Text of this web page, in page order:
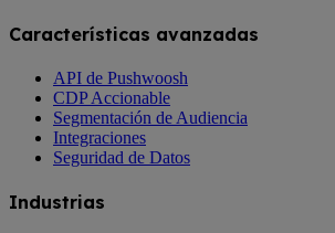
Características avanzadas
API de Pushwoosh
CDP Accionable
Segmentación de Audiencia
Integraciones
Seguridad de Datos
Industrias